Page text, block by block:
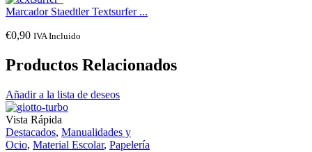
Marcador Staedtler Textsurfer ...
€0,90 IVA Incluido
Productos Relacionados
Añadir a la lista de deseos
Vista Rápida
Destacados, Manualidades y
Ocio, Material Escolar, Papelería